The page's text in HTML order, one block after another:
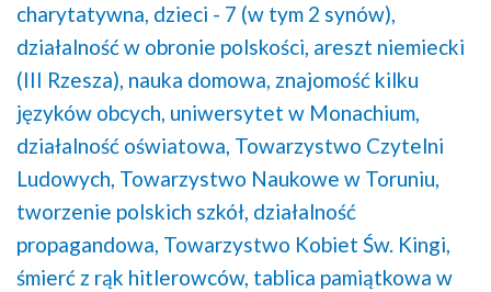
charytatywna, dzieci - 7 (w tym 2 synów),
działalność w obronie polskości, areszt niemiecki
(III Rzesza), nauka domowa, znajomość kilku
języków obcych, uniwersytet w Monachium,
działalność oświatowa, Towarzystwo Czytelni
Ludowych, Towarzystwo Naukowe w Toruniu,
tworzenie polskich szkół, działalność
propagandowa, Towarzystwo Kobiet Św. Kingi,
śmierć z rąk hitlerowców, tablica pamiątkowa w